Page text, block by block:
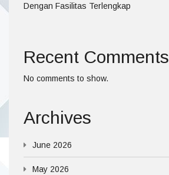
Dengan Fasilitas Terlengkap
Recent Comments
No comments to show.
Archives
June 2026
May 2026